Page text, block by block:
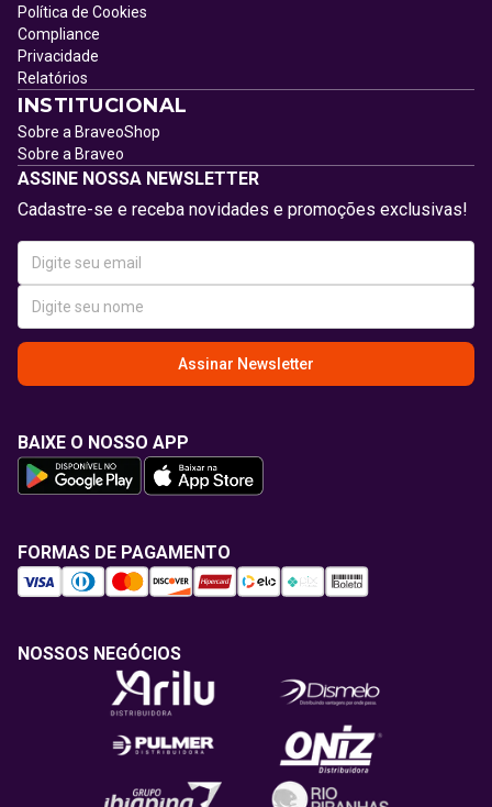
Política de Cookies
Compliance
Privacidade
Relatórios
INSTITUCIONAL
Sobre a BraveoShop
Sobre a Braveo
ASSINE NOSSA NEWSLETTER
Cadastre-se e receba novidades e promoções exclusivas!
Assinar Newsletter
BAIXE O NOSSO APP
FORMAS DE PAGAMENTO
NOSSOS NEGÓCIOS